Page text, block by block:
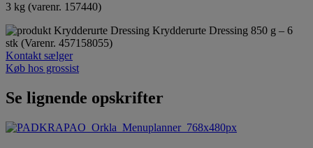
3 kg (varenr. 157440)
Krydderurte Dressing 850 g – 6
stk (Varenr. 457158055)
Kontakt sælger
Køb hos grossist
Se lignende opskrifter